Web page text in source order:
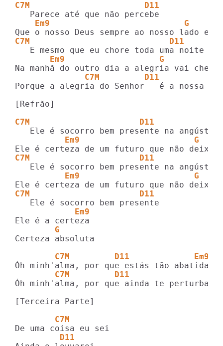
C7M                       D11
    Em9                           G
C7M                            D11
       Em9                   G
C7M         D11
Porque a alegria do Senhor   é a nossa
[Refrão]
C7M                      D11
          Em9                       G
C7M                      D11
          Em9                       G
C7M                      D11
            Em9
        G
Certeza absoluta
C7M         D11             Em9
C7M         D11
Óh minh'alma, por que ainda te perturbas
[Terceira Parte]
        C7M
         D11